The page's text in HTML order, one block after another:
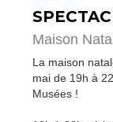
Maison
La maison
mai de 19h à
Musées !